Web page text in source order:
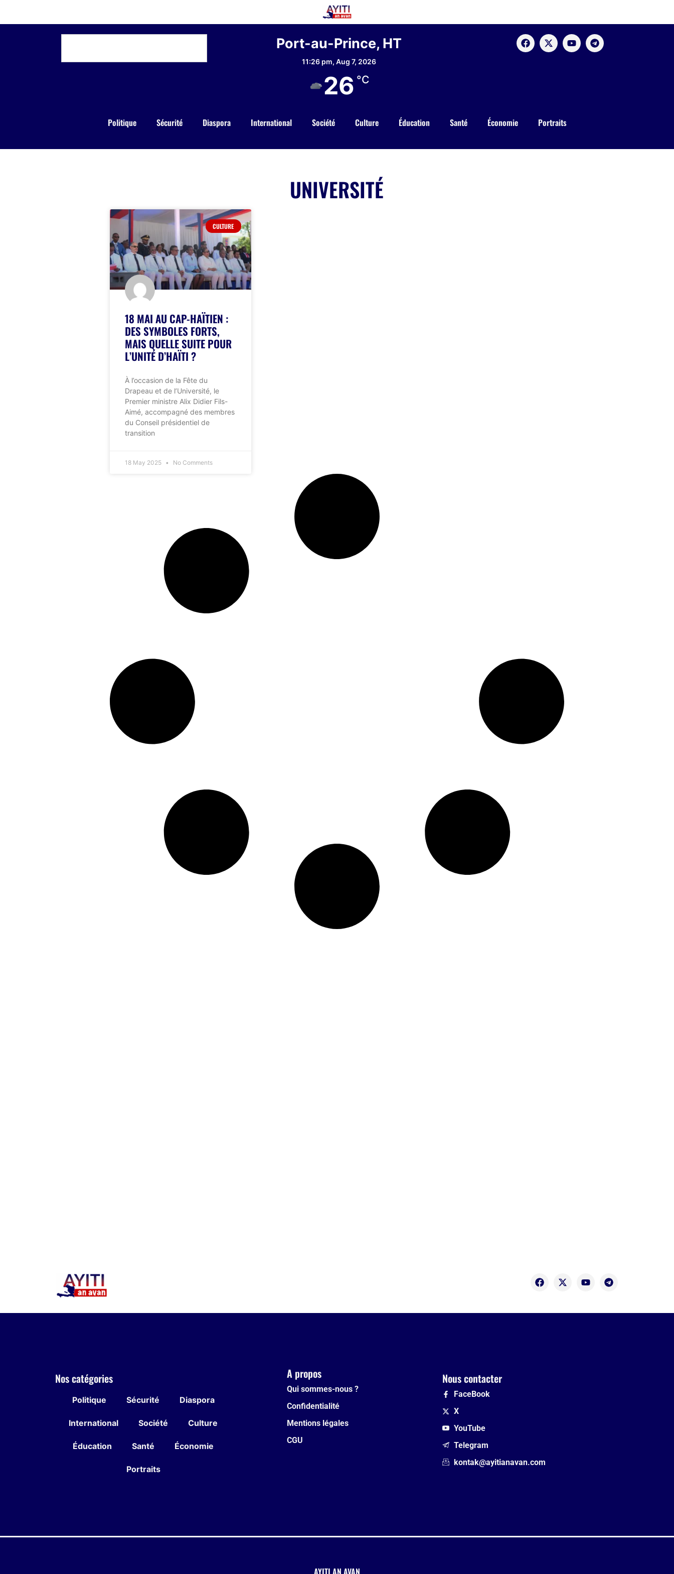
Port-au-Prince, HT
11:26 pm, Aug 7, 2026
26 °C
Politique Sécurité Diaspora International Société Culture Éducation Santé Économie Portraits
UNIVERSITÉ
CULTURE
18 MAI AU CAP-HAÏTIEN :
DES SYMBOLES FORTS,
MAIS QUELLE SUITE POUR
L’UNITÉ D’HAÏTI ?
À l’occasion de la Fête du
Drapeau et de l’Université, le
Premier ministre Alix Didier Fils-
Aimé, accompagné des membres
du Conseil présidentiel de
transition
18 May 2025 No Comments
Nos catégories
Politique Sécurité Diaspora
International Société Culture
Éducation Santé Économie
Portraits
A propos
Qui sommes-nous ?
Confidentialité
Mentions légales
CGU
Nous contacter
FaceBook
X
YouTube
Telegram
kontak@ayitianavan.com